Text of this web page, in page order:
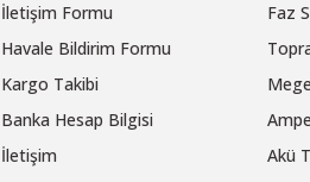
İletişim Formu
Havale Bildirim Formu
Kargo Takibi
Banka Hesap Bilgisi
İletişim
Faz
Akü